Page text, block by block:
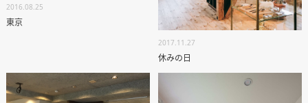
2016.08.25
東京
2017.11.27
休みの日